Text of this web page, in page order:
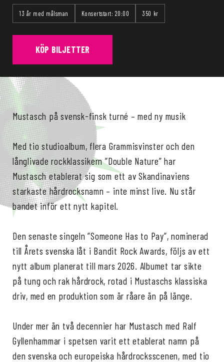
13 år med målsman Konsertstart: 20:00 350 kr
KÖP BILJETTER
Mustasch på svensk-finsk turné – med ny musik
Med tio studioalbum, flera Grammisvinster och den
långlivade rockklassikern ”Double Nature” har
Mustasch etablerat sig som ett av Skandinaviens
starkaste hårdrocksnamn – inte minst live. Nu står
bandet inför ett nytt kapitel.
Den senaste singeln ”Someone Has to Pay”, nominerad
till Årets svenska låt i Bandit Rock Awards, följs av ett
nytt album planerat till mars 2026. Albumet tar sikte
på tung och rak hårdrock, rotad i Mustaschs klassiska
driv, med en produktion som är råare än på länge.
Under mer än två decennier har Mustasch med Ralf
Gyllenhammar i spetsen varit ett etablerat namn på
den svenska och europeiska hårdrocksscenen, med tio